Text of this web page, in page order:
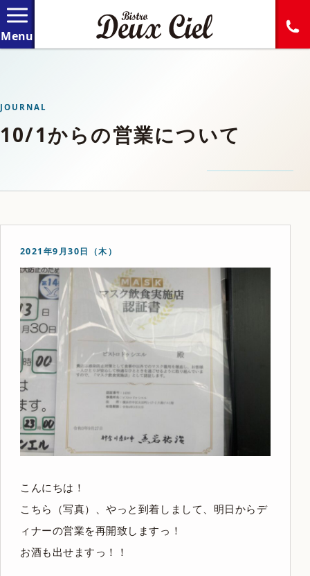
JOURNAL
10/1からの営業について
2021年9月30日（木）
こんにちは！
こちら（写真）、やっと到着しまして、明日からデ
ィナーの営業を再開致しますっ！
お酒も出せますっ！！